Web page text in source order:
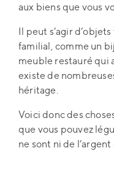
aux biens que vous
Il peut s’agir
familial, comme un
meuble restauré qui
existe de
héritage.
Voici donc des
que vous pouvez
ne sont ni de